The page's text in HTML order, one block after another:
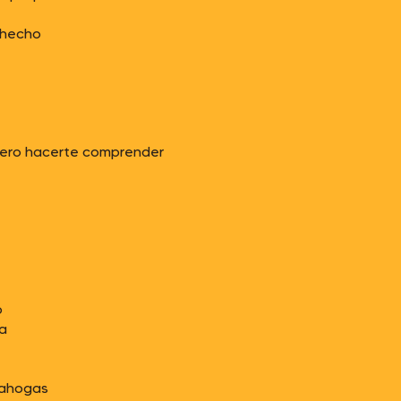
hacerte comprender